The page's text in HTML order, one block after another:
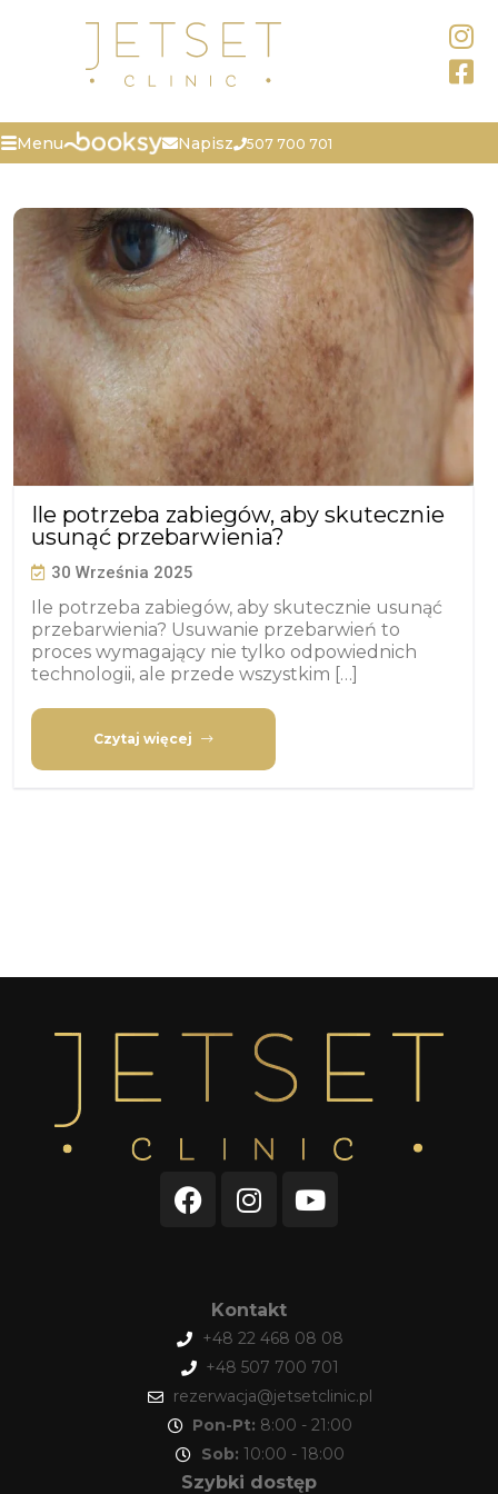
Menu Napisz 507 700 701
Ile potrzeba zabiegów, aby skutecznie
usunąć przebarwienia?
30 Września 2025
Ile potrzeba zabiegów, aby skutecznie usunąć
przebarwienia? Usuwanie przebarwień to
proces wymagający nie tylko odpowiednich
technologii, ale przede wszystkim […]
Czytaj więcej
Kontakt
+48 22 468 08 08
+48 507 700 701
rezerwacja@jetsetclinic.pl
Pon-Pt: 8:00 - 21:00
Sob: 10:00 - 18:00
Szybki dostęp